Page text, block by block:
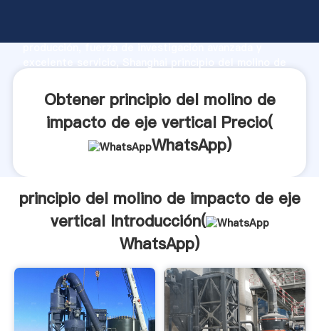
producción, fuerza de investigación avanzada y
aporta valores a todos los clientes.
Obtener principio del molino de
impacto de eje vertical Precio(
WhatsApp)
principio del molino de impacto de eje
vertical Introducción(
WhatsApp)